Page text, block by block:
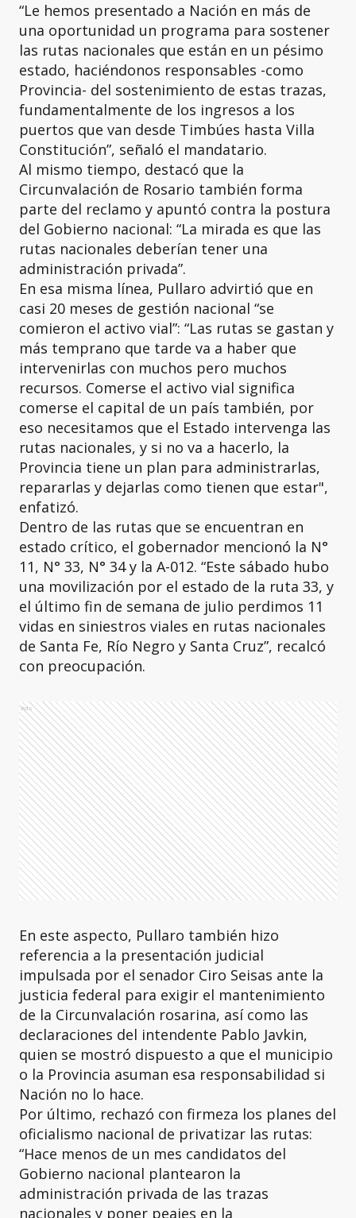
“Le hemos presentado a Nación en más de
una oportunidad un programa para sostener
las rutas nacionales que están en un pésimo
estado, haciéndonos responsables -como
Provincia- del sostenimiento de estas trazas,
fundamentalmente de los ingresos a los
puertos que van desde Timbúes hasta Villa
Constitución”, señaló el mandatario.
Al mismo tiempo, destacó que la
Circunvalación de Rosario también forma
parte del reclamo y apuntó contra la postura
del Gobierno nacional: “La mirada es que las
rutas nacionales deberían tener una
administración privada”.
En esa misma línea, Pullaro advirtió que en
casi 20 meses de gestión nacional “se
comieron el activo vial”: “Las rutas se gastan y
más temprano que tarde va a haber que
intervenirlas con muchos pero muchos
recursos. Comerse el activo vial significa
comerse el capital de un país también, por
eso necesitamos que el Estado intervenga las
rutas nacionales, y si no va a hacerlo, la
Provincia tiene un plan para administrarlas,
repararlas y dejarlas como tienen que estar",
enfatizó.
Dentro de las rutas que se encuentran en
estado crítico, el gobernador mencionó la N°
11, N° 33, N° 34 y la A-012. “Este sábado hubo
una movilización por el estado de la ruta 33, y
el último fin de semana de julio perdimos 11
vidas en siniestros viales en rutas nacionales
de Santa Fe, Río Negro y Santa Cruz”, recalcó
con preocupación.
Ads
En este aspecto, Pullaro también hizo
referencia a la presentación judicial
impulsada por el senador Ciro Seisas ante la
justicia federal para exigir el mantenimiento
de la Circunvalación rosarina, así como las
declaraciones del intendente Pablo Javkin,
quien se mostró dispuesto a que el municipio
o la Provincia asuman esa responsabilidad si
Nación no lo hace.
Por último, rechazó con firmeza los planes del
oficialismo nacional de privatizar las rutas:
“Hace menos de un mes candidatos del
Gobierno nacional plantearon la
administración privada de las trazas
nacionales y poner peajes en la